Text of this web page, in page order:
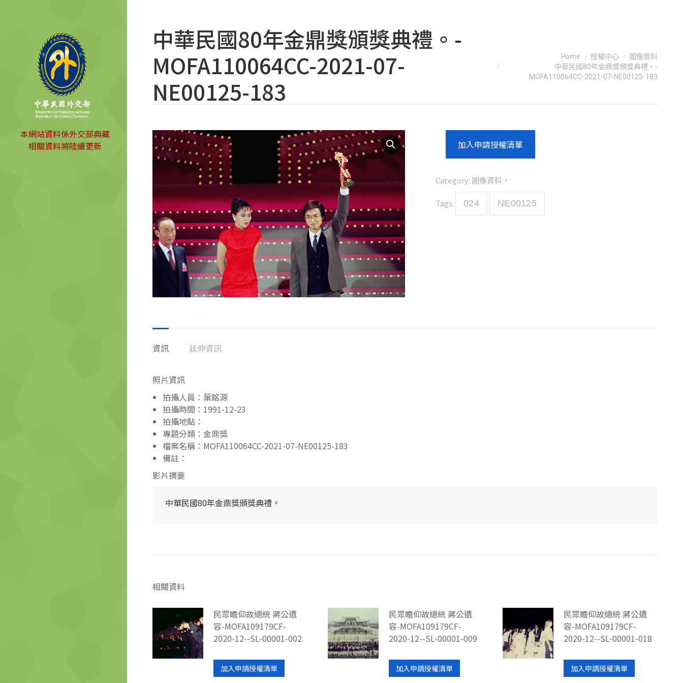
本網站資料係外交部典藏
相關資料將陸續更新
中華民國80年金鼎獎頒獎典禮。-
MOFA110064CC-2021-07-
NE00125-183
Home 授權中心
圖像資料
中華民國80年金鼎獎頒獎典禮。-
MOFA110064CC-2021-07-NE00125-183
加入申請授權清單
Category: 圖像資料
Tags: 024 NE00125
資訊 延伸資訊
照片資訊
拍攝人員：葉銘源
拍攝時間：1991-12-23
拍攝地點：
專題分類：金鼎獎
檔案名稱：MOFA110064CC-2021-07-NE00125-183
備註：
影片摘要
中華民國80年金鼎獎頒獎典禮。
相關資料
民眾瞻仰故總統 蔣公遺
容-MOFA109179CF-
2020-12--SL-00001-002
加入申請授權清單
民眾瞻仰故總統 蔣公遺
容-MOFA109179CF-
2020-12--SL-00001-009
加入申請授權清單
民眾瞻仰故總統 蔣公遺
容-MOFA109179CF-
2020-12--SL-00001-018
加入申請授權清單